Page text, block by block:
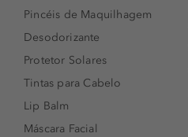
Pincéis de Maquilhagem
Desodorizante
Protetor Solares
Tintas para Cabelo
Lip Balm
Máscara Facial